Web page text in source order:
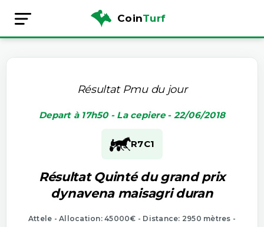
CoinTurf
Résultat Pmu du jour
Depart à 17h50 - La cepiere - 22/06/2018
R7C1
Résultat Quinté du grand prix
dynavena maisagri duran
Attele - Allocation: 45000€ - Distance: 2950 mètres -